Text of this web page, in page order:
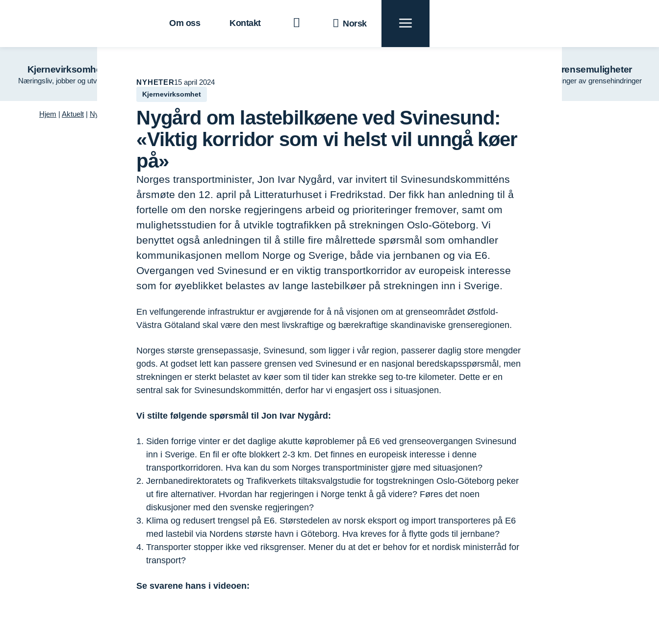
Om oss Kontakt Norsk
Kjernevirksomhet
Næringsliv, jobber og utvikling Tre – fremtidens materiale
Grensemuligheter
Løsninger av grensehindringer
Hjem | Aktuelt | Nyheter Nygård om lastebilkøene ved Svinesund: «Viktig korridor som vi helst vil unngå køer på»
NYHETER15 april 2024
Kjernevirksomhet
Nygård om lastebilkøene ved Svinesund:
«Viktig korridor som vi helst vil unngå køer
på»
Norges transportminister, Jon Ivar Nygård, var invitert til Svinesundskommitténs
årsmøte den 12. april på Litteraturhuset i Fredrikstad. Der fikk han anledning til å
fortelle om den norske regjeringens arbeid og prioriteringer fremover, samt om
mulighetsstudien for å utvikle togtrafikken på strekningen Oslo-Göteborg. Vi
benyttet også anledningen til å stille fire målrettede spørsmål som omhandler
kommunikasjonen mellom Norge og Sverige, både via jernbanen og via E6.
Overgangen ved Svinesund er en viktig transportkorridor av europeisk interesse
som for øyeblikket belastes av lange lastebilkøer på strekningen inn i Sverige.
En velfungerende infrastruktur er avgjørende for å nå visjonen om at grenseområdet Østfold-
Västra Götaland skal være den mest livskraftige og bærekraftige skandinaviske grenseregionen.
Norges største grensepassasje, Svinesund, som ligger i vår region, passerer daglig store mengder
gods. At godset lett kan passere grensen ved Svinesund er en nasjonal beredskapsspørsmål, men
strekningen er sterkt belastet av køer som til tider kan strekke seg to-tre kilometer. Dette er en
sentral sak for Svinesundskommittén, derfor har vi engasjert oss i situasjonen.
Vi stilte følgende spørsmål til Jon Ivar Nygård:
Siden forrige vinter er det daglige akutte køproblemer på E6 ved grenseovergangen Svinesund
inn i Sverige. En fil er ofte blokkert 2-3 km. Det finnes en europeisk interesse i denne
transportkorridoren. Hva kan du som Norges transportminister gjøre med situasjonen?
Jernbanedirektoratets og Trafikverkets tiltaksvalgstudie for togstrekningen Oslo-Göteborg peker
ut fire alternativer. Hvordan har regjeringen i Norge tenkt å gå videre? Føres det noen
diskusjoner med den svenske regjeringen?
Klima og redusert trengsel på E6. Størstedelen av norsk eksport og import transporteres på E6
med lastebil via Nordens største havn i Göteborg. Hva kreves for å flytte gods til jernbane?
Transporter stopper ikke ved riksgrenser. Mener du at det er behov for et nordisk ministerråd for
transport?
Se svarene hans i videoen: